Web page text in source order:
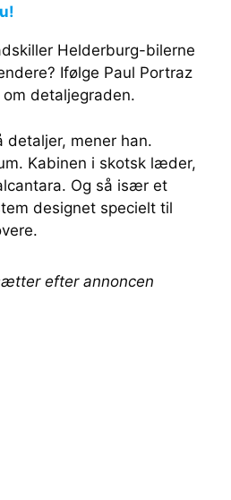
Helderburg-bilerne
Ifølge Paul Portraz
detaljegraden.
mener han.
Kabinen i skotsk læder,
Og så især et
designet specielt til
efter annoncen